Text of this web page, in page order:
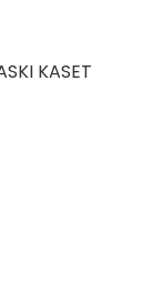
KASET